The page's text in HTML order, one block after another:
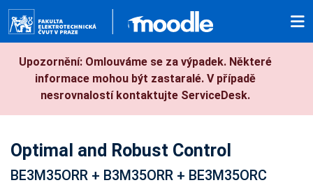
Upozornění: Omlouváme se za výpadek. Některé
informace mohou být zastaralé. V případě
nesrovnalostí kontaktujte ServiceDesk.
Optimal and Robust Control
BE3M35ORR + B3M35ORR + BE3M35ORC